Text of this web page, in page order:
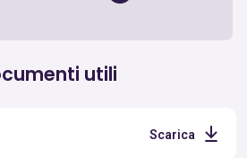
utili
Scarica